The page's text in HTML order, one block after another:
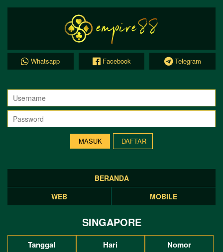
Whatsapp Facebook Telegram
DAFTAR
BERANDA
WEB
MOBILE
SINGAPORE
Tanggal Hari Nomor